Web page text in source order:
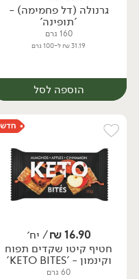
יח׳
גרנולה (דל פחמימה) -
'תופינה'
160 גרם
31.19 ₪ ל-100 גרם
הוספה לסל
יח׳
16.90
₪/ יח׳
חטיף קיטו שקדים תפוח
וקינמון - 'KETO BITES'
60 גרם